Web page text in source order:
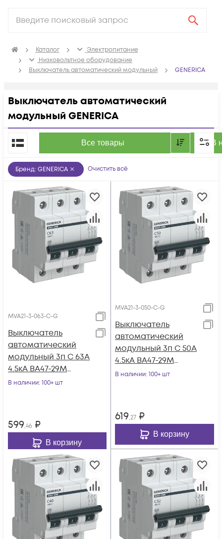
Каталог
Электропитание
Низковольтное оборудование
Выключатель автоматический модульный
GENERICA
Выключатель автоматический
модульный GENERICA
Все товары В
По популярности
Бренд: GENERICA Очистить всё
MVA21-3-063-C-G
Выключатель
автоматический
модульный 3п C 63А
4.5кА ВА47-29М
GENERICA MVA21-3-
В наличии: 100+ шт
599,46 ₽
В корзину
MVA21-3-050-C-G
Выключатель
автоматический
модульный 3п C 50А
4.5кА ВА47-29М
GENERICA MVA21-3-
В наличии: 100+ шт
619,27 ₽
В корзину